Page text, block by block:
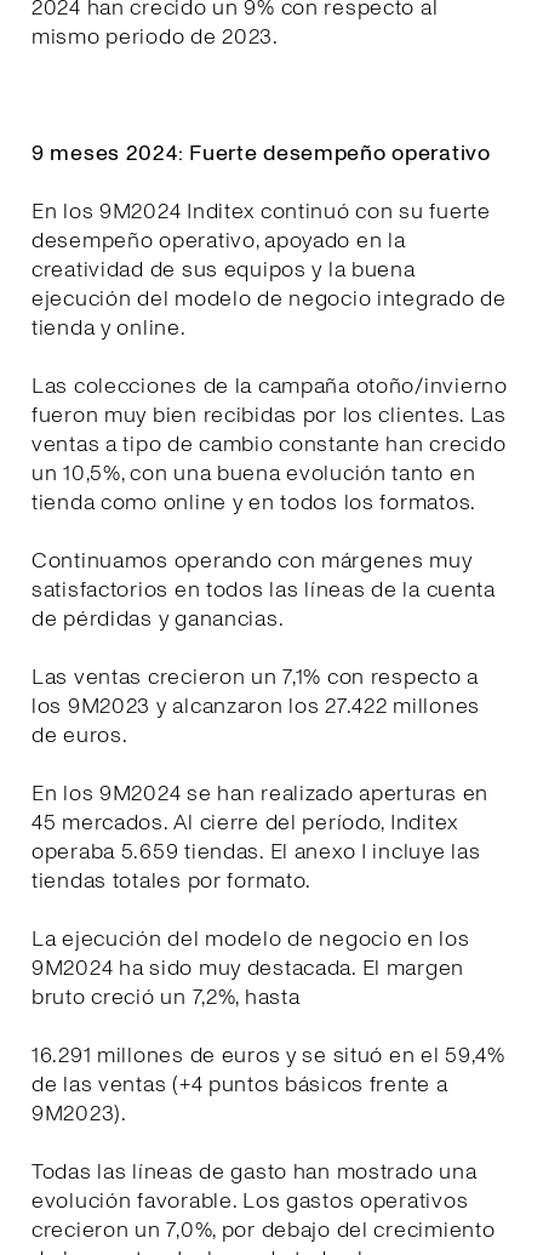
2024 han crecido un 9% con respecto al
mismo periodo de 2023.
9 meses 2024: Fuerte desempeño operativo
En los 9M2024 Inditex continuó con su fuerte
desempeño operativo, apoyado en la
creatividad de sus equipos y la buena
ejecución del modelo de negocio integrado de
tienda y online.
Las colecciones de la campaña otoño/invierno
fueron muy bien recibidas por los clientes. Las
ventas a tipo de cambio constante han crecido
un 10,5%, con una buena evolución tanto en
tienda como online y en todos los formatos.
Continuamos operando con márgenes muy
satisfactorios en todos las líneas de la cuenta
de pérdidas y ganancias.
Las ventas crecieron un 7,1% con respecto a
los 9M2023 y alcanzaron los 27.422 millones
de euros.
En los 9M2024 se han realizado aperturas en
45 mercados. Al cierre del período, Inditex
operaba 5.659 tiendas. El anexo I incluye las
tiendas totales por formato.
La ejecución del modelo de negocio en los
9M2024 ha sido muy destacada. El margen
bruto creció un 7,2%, hasta
16.291 millones de euros y se situó en el 59,4%
de las ventas (+4 puntos básicos frente a
9M2023).
Todas las líneas de gasto han mostrado una
evolución favorable. Los gastos operativos
crecieron un 7,0%, por debajo del crecimiento